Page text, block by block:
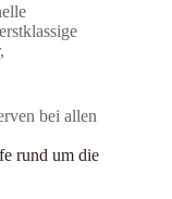
bei allen
rund um die